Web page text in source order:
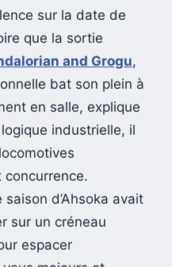
sur la date de
que la sortie
and Grogu,
bat son plein à
en salle, explique
industrielle, il
d’Ahsoka avait
sur un créneau
espacer